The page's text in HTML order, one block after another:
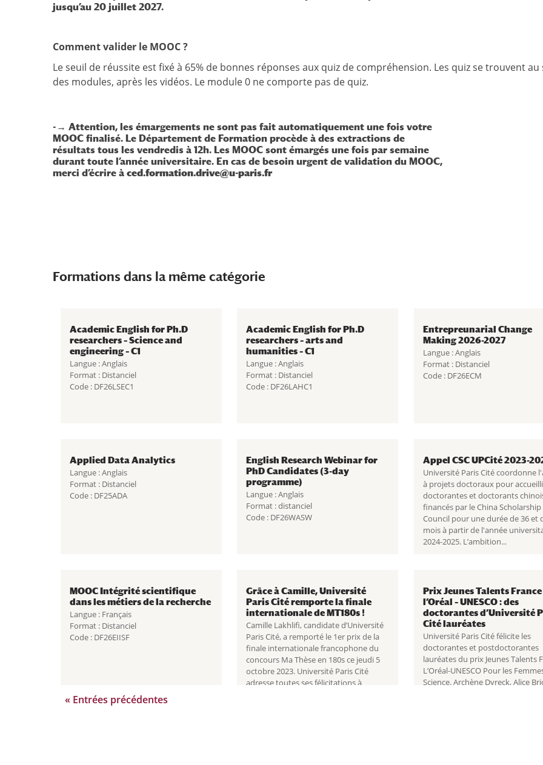
jusqu’au 20 juillet 2027.
Comment valider le MOOC ?
Le seuil de réussite est fixé à 65% de bonnes réponses aux quiz de compréhension. Les quiz se trouvent au
des modules, après les vidéos. Le module 0 ne comporte pas de quiz.
-→ Attention, les émargements ne sont pas fait automatiquement une fois votre
MOOC finalisé. Le Département de Formation procède à des extractions de
résultats tous les vendredis à 12h. Les MOOC sont émargés une fois par semaine
durant toute l’année universitaire. En cas de besoin urgent de validation du MOOC,
merci d’écrire à ced.formation.drive@u-paris.fr
Formations dans la même catégorie
Academic English for Ph.D
researchers – Science and
engineering – C1
Langue : Anglais
Format : Distanciel
Code : DF26LSEC1
Academic English for Ph.D
researchers – arts and
humanities – C1
Langue : Anglais
Format : Distanciel
Code : DF26LAHC1
Entrepreunarial Change
Making 2026-2027
Langue : Anglais
Format : Distanciel
Code : DF26ECM
Applied Data Analytics
Langue : Anglais
Format : Distanciel
Code : DF25ADA
English Research Webinar for
PhD Candidates (3-day
programme)
Langue : Anglais
Format : distanciel
Code : DF26WASW
Appel CSC UPCité 2023-
Université Paris Cité coordonne
à projets doctoraux pour
doctorantes et doctorants
financés par le China Scholarship
Council pour une durée de 36 et
mois à partir de l'année
2024-2025. L’ambition...
MOOC Intégrité scientifique
dans les métiers de la recherche
Langue : Français
Format : Distanciel
Code : DF26EIISF
Grâce à Camille, Université
Paris Cité remporte la finale
internationale de MT180s !
Camille Lakhlifi, candidate d’Université
Paris Cité, a remporté le 1er prix de la
finale internationale francophone du
concours Ma Thèse en 180s ce jeudi 5
octobre 2023. Université Paris Cité
adresse toutes ses félicitations à
Prix Jeunes Talents France
l’Oréal – UNESCO : des
doctorantes d’Université
Cité lauréates
Université Paris Cité félicite les
doctorantes et postdoctorantes
lauréates du prix Jeunes Talents
L’Oréal-UNESCO Pour les
Science. Archène Dyreck, Alice